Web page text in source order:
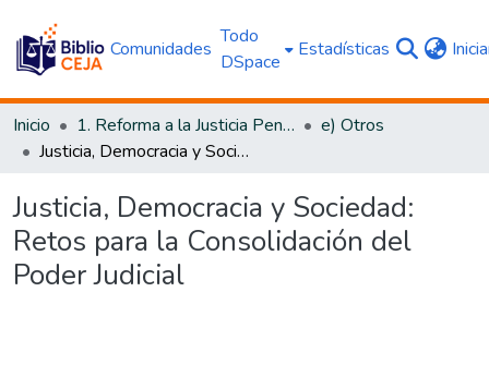
Comunidades
Todo
DSpace
Estadísticas
Inicio 1. Reforma a la Justicia Penal
e) Otros
Justicia, Democracia y Sociedad: Retos para la Consolidación del Poder Judicial
Justicia, Democracia y Sociedad:
Retos para la Consolidación del
Poder Judicial